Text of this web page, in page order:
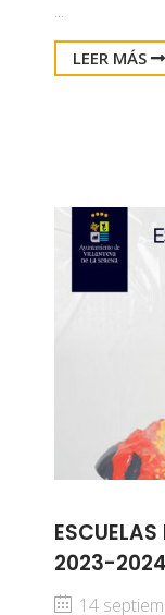
...
LEER MÁS
2023-2024
14